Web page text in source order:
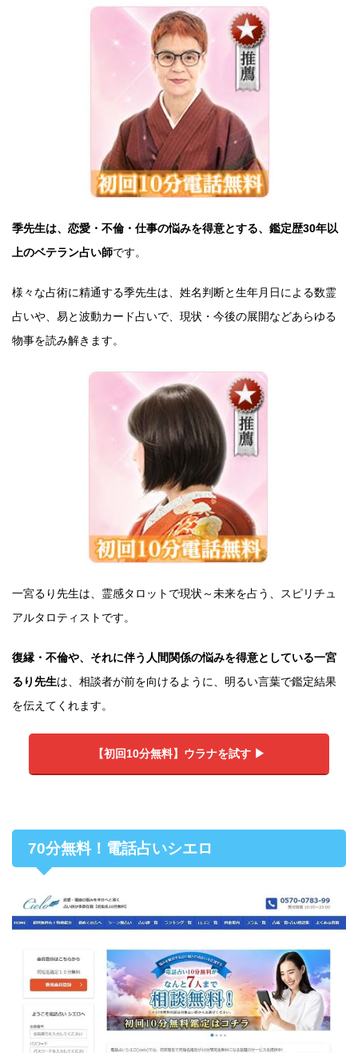
季先生は、恋愛・不倫・仕事の悩みを得意とする、鑑定歴30年以
上のベテラン占い師です。
様々な占術に精通する季先生は、姓名判断と生年月日による数霊
占いや、易と波動カード占いで、現状・今後の展開などあらゆる
物事を読み解きます。
一宮るり先生は、霊感タロットで現状～未来を占う、スピリチュ
アルタロティストです。
復縁・不倫や、それに伴う人間関係の悩みを得意としている一宮
るり先生は、相談者が前を向けるように、明るい言葉で鑑定結果
を伝えてくれます。
【初回10分無料】ウラナを試す ▶︎
70分無料！電話占いシエロ